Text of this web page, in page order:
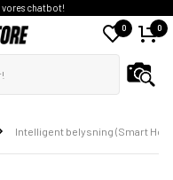
chatbot!
0 0
Intelligent belysning (Smart